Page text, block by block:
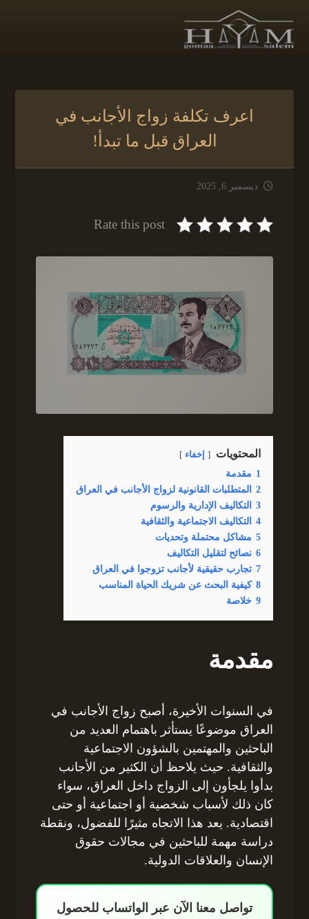
اعرف تكلفة زواج الأجانب في
العراق قبل ما تبدأ!
ديسمبر 6, 2025
Rate this post
المحتويات إخفاء
1 مقدمة
2
المتطلبات القانونية لزواج الأجانب في العراق
3
التكاليف الإدارية والرسوم
4
التكاليف الاجتماعية والثقافية
5 مشاكل محتملة وتحديات
6 نصائح لتقليل التكاليف
7 تجارب حقيقية لأجانب تزوجوا في العراق
8 كيفية البحث عن شريك الحياة المناسب
9 خلاصة
مقدمة
في السنوات الأخيرة، أصبح زواج الأجانب في
العراق موضوعًا يستأثر باهتمام العديد من
الباحثين والمهتمين بالشؤون الاجتماعية
والثقافية. حيث يلاحظ أن الكثير من الأجانب
بدأوا يلجأون إلى الزواج داخل العراق، سواء
كان ذلك لأسباب شخصية أو اجتماعية أو حتى
اقتصادية. يعد هذا الاتجاه مثيرًا للفضول، ونقطة
دراسة مهمة للباحثين في مجالات حقوق
الإنسان والعلاقات الدولية.
تواصل معنا الآن عبر الواتساب للحصول